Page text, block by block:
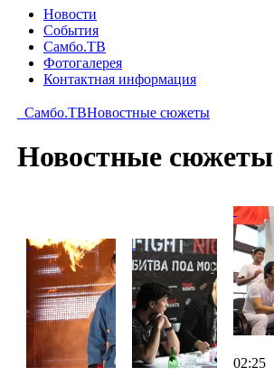
Новости
События
Самбо.ТВ
Фотогалерея
Контактная информация
Самбо.ТВНовостные сюжеты
Новостные сюжеты
02:25